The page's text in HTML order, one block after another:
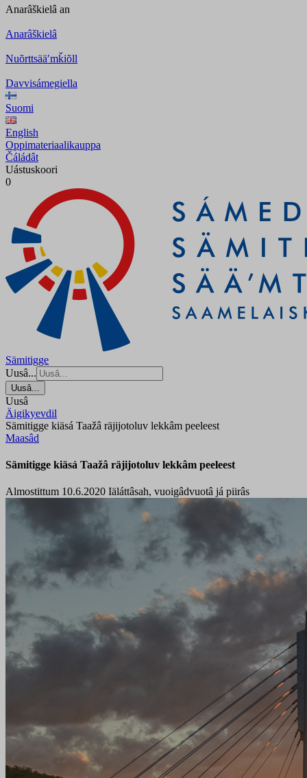
Anarâškielâ an
Anarâškielâ
Nuõrttsääʹmǩiõll
Davvisámegiella
Suomi
English
Oppimateriaalikauppa
Čáládât
Uástuskoori
0
Sämitigge
Uusâ...
Uusâ...
Uusâ
Äigikyevdil
Sämitigge kiäsá Taažâ räjijotoluv lekkâm peeleest
Maasâd
Sämitigge kiäsá Taažâ räjijotoluv lekkâm peeleest
Almostittum 10.6.2020 Iäláttâsah, vuoigâdvuotâ já piirâs